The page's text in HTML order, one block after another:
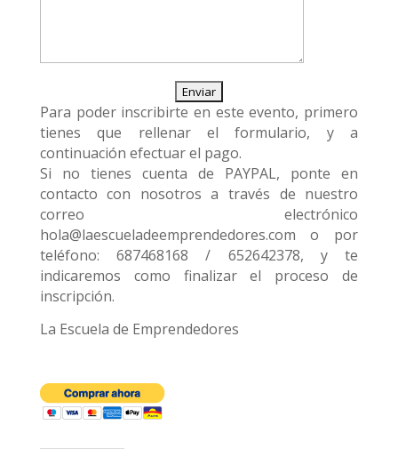
Para poder inscribirte en este evento, primero
tienes que rellenar el formulario, y a
continuación efectuar el pago.
Si no tienes cuenta de PAYPAL, ponte en
contacto con nosotros a través de nuestro
correo electrónico
hola@laescueladeemprendedores.com o por
teléfono: 687468168 / 652642378, y te
indicaremos como finalizar el proceso de
inscripción.
La Escuela de Emprendedores